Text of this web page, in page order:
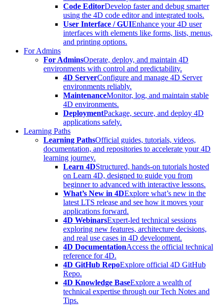
Code EditorDevelop faster and debug smarter
using the 4D code editor and integrated tools.
User Interface / GUIEnhance your 4D user
interfaces with elements like forms, lists, menus,
and printing options.
For Admins
For AdminsOperate, deploy, and maintain 4D
environments with control and predictability.
4D ServerConfigure and manage 4D Server
environments reliably.
MaintenanceMonitor, log, and maintain stable
4D environments.
DeploymentPackage, secure, and deploy 4D
applications safely.
Learning Paths
Learning PathsOfficial guides, tutorials, videos,
documentation, and repositories to accelerate your 4D
learning journey.
Learn 4DStructured, hands-on tutorials hosted
on Learn 4D, designed to guide you from
beginner to advanced with interactive lessons.
What’s New in 4DExplore what’s new in the
latest LTS release and see how it moves your
applications forward.
4D WebinarsExpert-led technical sessions
exploring new features, architecture decisions,
and real use cases in 4D development.
4D DocumentationAccess the official technical
reference for 4D.
4D GitHub RepoExplore official 4D GitHub
Repo.
4D Knowledge BaseExplore a wealth of
technical expertise through our Tech Notes and
Tips.